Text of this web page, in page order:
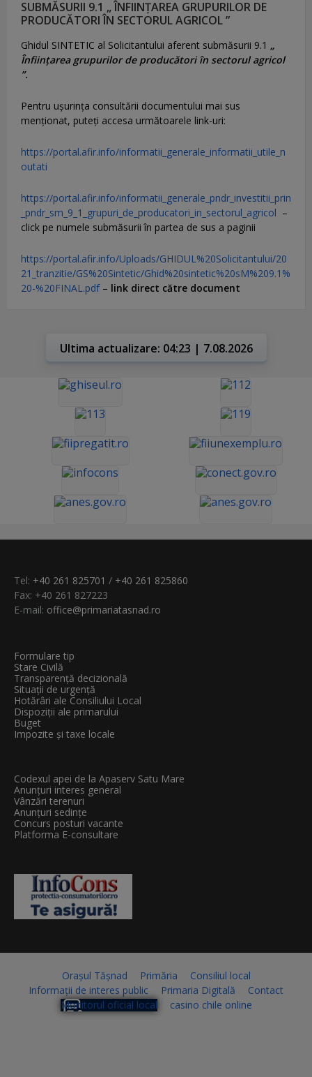
SUBMĂSURII 9.1 „ ÎNFIINȚAREA GRUPURILOR DE
PRODUCĂTORI ÎN SECTORUL AGRICOL ”
Ghidul SINTETIC al Solicitantului aferent submăsurii 9.1 „
Înființarea grupurilor de producători în sectorul agricol
”.
Pentru uşurinţa consultării documentului mai sus
menţionat, puteţi accesa următoarele link-uri:
https://portal.afir.info/informatii_generale_informatii_utile_n
outati
https://portal.afir.info/informatii_generale_pndr_investitii_prin
_pndr_sm_9_1_grupuri_de_producatori_in_sectorul_agricol –
click pe numele submăsurii în partea de sus a paginii
https://portal.afir.info/Uploads/GHIDUL%20Solicitantului/20
21_tranzitie/GS%20Sintetic/Ghid%20sintetic%20sM%209.1%
20-%20FINAL.pdf– link direct către document
Ultima actualizare: 04:23 | 7.08.2026
Tel: +40 261 825701 / +40 261 825860
Fax: +40 261 827223
E-mail: office@primariatasnad.ro
Formulare tip
Stare Civilă
Transparenţă decizională
Situații de urgență
Hotărâri ale Consiliului Local
Dispoziții ale primarului
Buget
Impozite și taxe locale
Codexul apei de la Apaserv Satu Mare
Anunțuri interes general
Vânzări terenuri
Anunțuri sedințe
Concurs posturi vacante
Platforma E-consultare
Orașul Tășnad Primăria
Consiliul local
Informații de interes public
Primaria Digitală
Contact
Monitorul oficial local
casino chile online